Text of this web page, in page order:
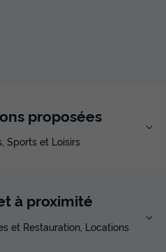
proposées
Sports et Loisirs
à proximité
et Restauration, Locations